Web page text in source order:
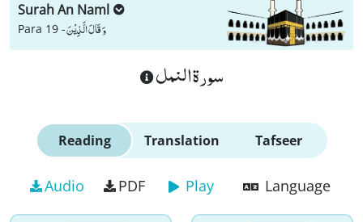
Surah An Naml
Para 19 -وَ قَالَ الَّذِیْنَ
سورة النمل
Reading Translation Tafseer
Audio PDF Play Language